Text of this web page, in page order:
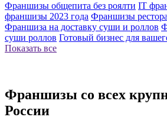
Франшизы общепита без роялти IT
франшизы 2023 года Франшизы
Франшиза на доставку суши и роллов
суши роллов Готовый бизнес для
Показать все
Франшизы со всех
России